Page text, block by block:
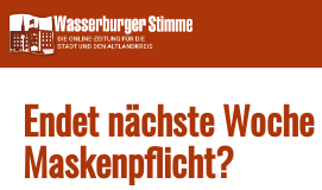
Skip
to
content
Endet nächste
Maskenpflicht?